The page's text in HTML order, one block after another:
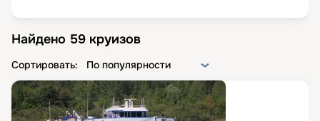
Найдено 59 круизов
Сортировать: По популярности